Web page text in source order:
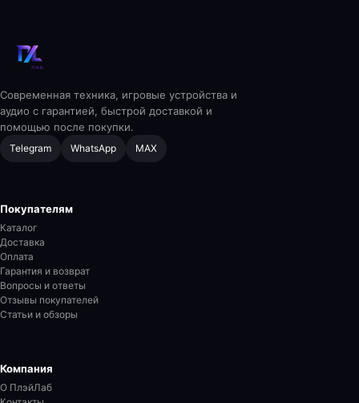
Современная техника, игровые устройства и
аудио с гарантией, быстрой доставкой и
помощью после покупки.
Telegram WhatsApp MAX
Покупателям
Каталог
Доставка
Оплата
Гарантия и возврат
Вопросы и ответы
Отзывы покупателей
Статьи и обзоры
Компания
О ПлэйЛаб